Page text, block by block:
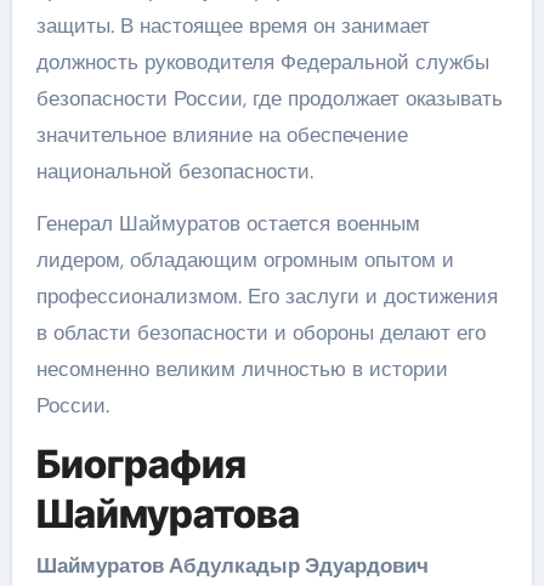
защиты. В настоящее время он занимает
должность руководителя Федеральной службы
безопасности России, где продолжает оказывать
значительное влияние на обеспечение
национальной безопасности.
Генерал Шаймуратов остается военным
лидером, обладающим огромным опытом и
профессионализмом. Его заслуги и достижения
в области безопасности и обороны делают его
несомненно великим личностью в истории
России.
Биография
Шаймуратова
Шаймуратов Абдулкадыр Эдуардович